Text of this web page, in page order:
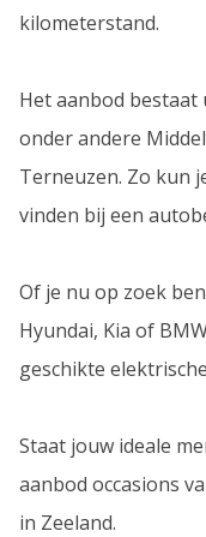
kilometerstand.
Het aanbod bestaat
onder andere
Terneuzen. Zo kun
vinden bij een
Of je nu op zoek
Hyundai, Kia of
geschikte
Staat jouw ideale
aanbod occasions
in Zeeland.